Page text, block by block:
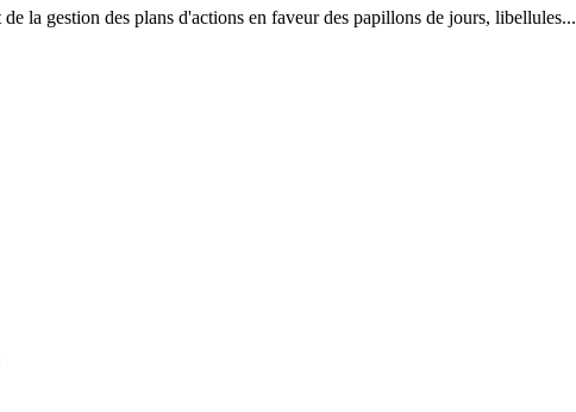
la gestion des plans d'actions en faveur des papillons de jours, libellules...